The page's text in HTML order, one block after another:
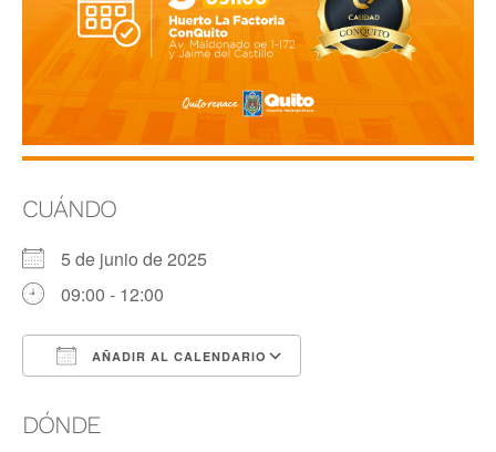
CUÁNDO
5 de junio de 2025
09:00 - 12:00
AÑADIR AL CALENDARIO
DÓNDE